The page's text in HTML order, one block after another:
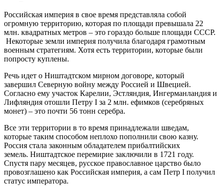
Российская империя в свое время представляла собой
огромную территорию, которая по площади превышала 22
млн. квадратных метров – это гораздо больше площади СССР.
Некоторые земли империя получила благодаря грамотным
военным стратегиям. Хотя есть территории, которые были
попросту куплены.
Речь идет о Ништадтском мирном договоре, который
завершил Северную войну между Россией и Швецией.
Согласно ему участок Карелии, Эстляндия, Ингерманландия и
Лифляндия отошли Петру I за 2 млн. ефимков (серебряных
монет) – это почти 56 тонн серебра.
Все эти территории в то время принадлежали шведам,
которые таким способом неплохо пополнили свою казну.
Россия стала законным обладателем прибалтийских
земель. Ништадтское перемирие заключили в 1721 году.
Спустя пару месяцев, русское православное царство было
провозглашено как Российская империя, а сам Петр I получил
статус императора.